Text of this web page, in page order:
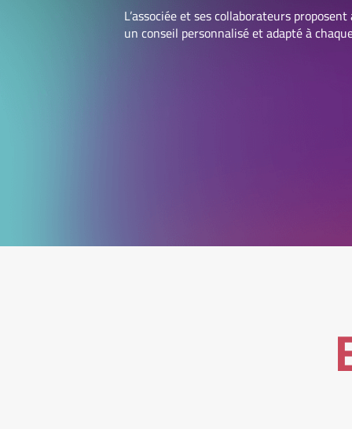
L’associée et ses collaborateurs
un conseil personnalisé et adapté à